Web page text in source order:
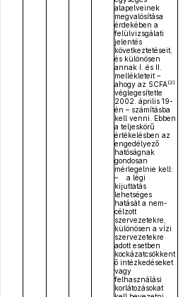
alapelveinek
megvalósítása
érdekében a
felülvizsgálati
jelentés
következtetéseit,
és különösen
annak I. és II.
mellékleteit –
ahogy az SCFA(2)
véglegesítette
2002. április 19-
én – számításba
kell venni. Ebben
a teljeskörű
értékelésben az
engedélyező
hatóságnak
gondosan
mérlegelnie kell:
– a légi
kijuttatás
lehetséges
hatását a nem-
célzott
szervezetekre,
különösen a vízi
szervezetekre
adott esetben
kockázatcsökkent
ő intézkedéseket
vagy
felhasználási
korlátozásokat